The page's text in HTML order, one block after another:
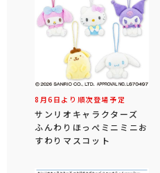
8月6日より順次登場予定
サンリオキャラクターズ
ふんわりほっぺミニミニお
すわりマスコット